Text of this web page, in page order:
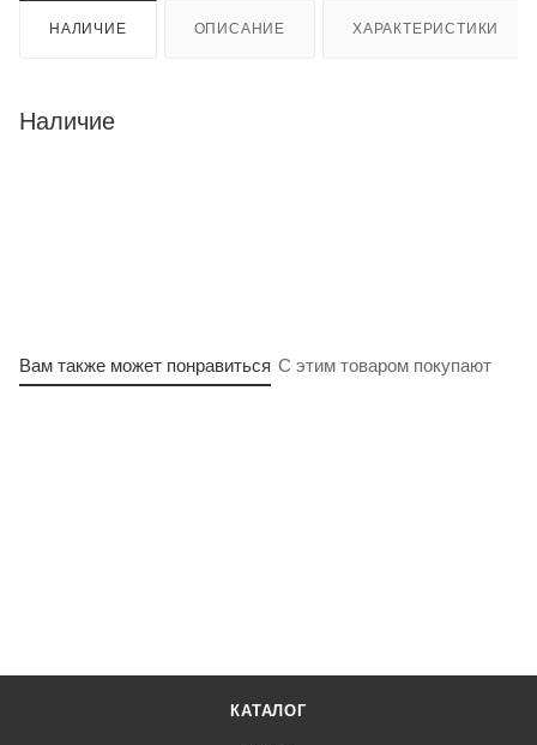
НАЛИЧИЕ ОПИСАНИЕ ХАРАКТЕРИСТИКИ
Наличие
Вам также может понравиться С этим товаром покупают
КАТАЛОГ